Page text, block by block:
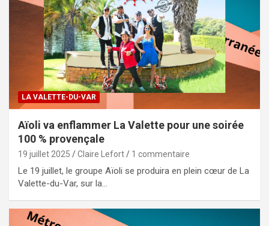
LA VALETTE-DU-VAR
Aïoli va enflammer La Valette pour une soirée
100 % provençale
19 juillet 2025 Claire Lefort 1 commentaire
Le 19 juillet, le groupe Aïoli se produira en plein cœur de La
Valette-du-Var, sur la…